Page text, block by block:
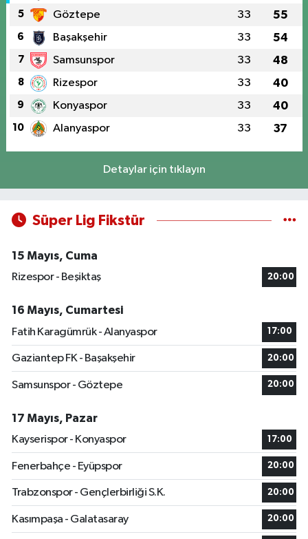
5 Göztepe 33 55
6 Başakşehir 33 54
7 Samsunspor 33 48
8 Rizespor 33 40
9 Konyaspor 33 40
10 Alanyaspor 33 37
Detaylar için tıklayın
Süper Lig Fikstür
15 Mayıs, Cuma
Rizespor - Beşiktaş
20:00
16 Mayıs, Cumartesi
Fatih Karagümrük - Alanyaspor
17:00
Gaziantep FK - Başakşehir 20:00
Samsunspor - Göztepe 20:00
17 Mayıs, Pazar
Kayserispor - Konyaspor
17:00
Fenerbahçe - Eyüpspor 20:00
Trabzonspor - Gençlerbirliği S.K. 20:00
Kasımpaşa - Galatasaray 20:00